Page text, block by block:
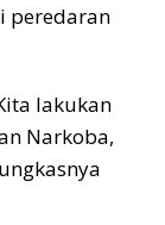
peredaran
lakukan
Narkoba,